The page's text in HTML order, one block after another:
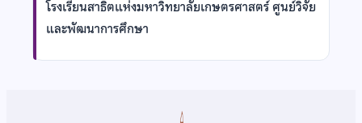
โรงเรียนสาธิตแห่งมหาวิทยาลัยเกษตรศาสตร์ ศูนย์วิจัย
และพัฒนาการศึกษา